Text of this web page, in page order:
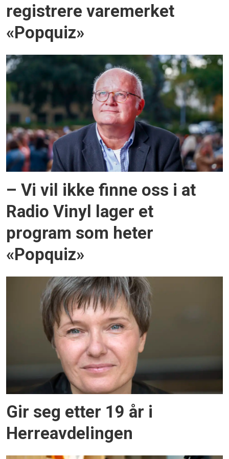
registrere varemerket
«Popquiz»
– Vi vil ikke finne oss i at
Radio Vinyl lager et
program som heter
«Popquiz»
Gir seg etter 19 år i
Herreavdelingen